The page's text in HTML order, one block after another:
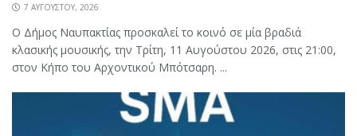
7 ΑΥΓΟΎΣΤΟΥ, 2026
Ο Δήμος Ναυπακτίας προσκαλεί το κοινό σε μία βραδιά
κλασικής μουσικής, την Τρίτη, 11 Αυγούστου 2026, στις 21:00,
στον Κήπο του Αρχοντικού Μπότσαρη. ...